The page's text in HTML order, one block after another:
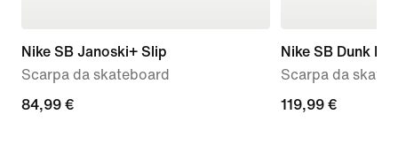
Nike SB Janoski+ Slip
Scarpa da skateboard
84,99
84,99 €
Nike SB Dunk
Scarpa da
119,99
119,99 €